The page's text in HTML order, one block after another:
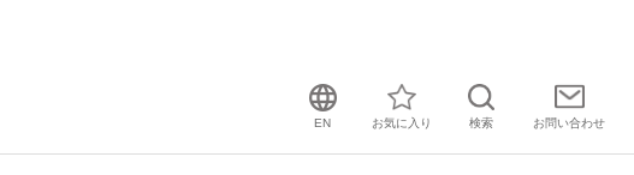
EN お気に入り 検索 お問い合わせ